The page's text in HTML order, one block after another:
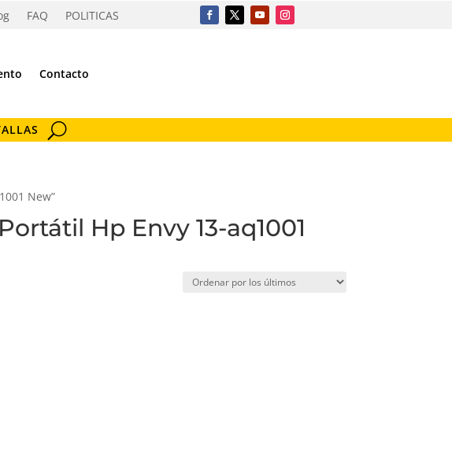
FAQ POLITICAS
Contacto
New”
Hp Envy 13-aq1001